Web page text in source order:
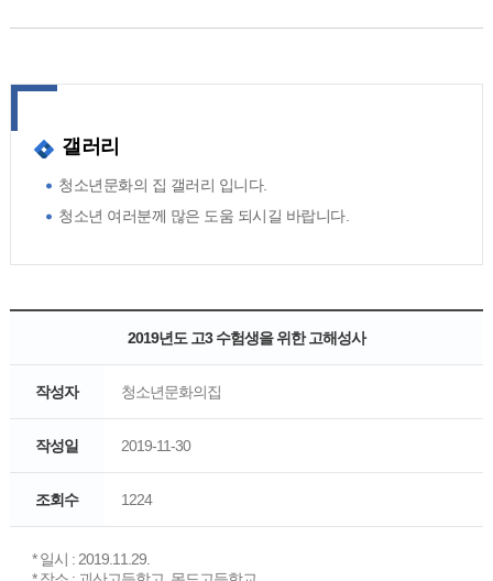
갤러리
청소년문화의 집 갤러리 입니다.
청소년 여러분께 많은 도움 되시길 바랍니다.
2019년도 고3 수험생을 위한 고해성사
작성자 청소년문화의집
작성일 2019-11-30
조회수 1224
* 일시 : 2019.11.29.